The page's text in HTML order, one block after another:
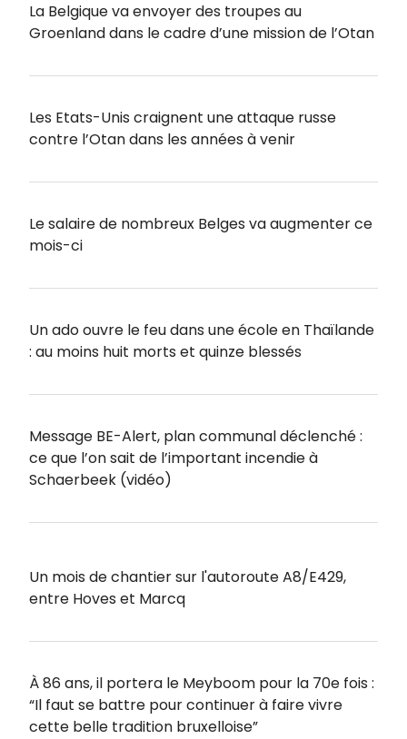
La Belgique va envoyer des troupes au
Groenland dans le cadre d’une mission de l’Otan
Les Etats-Unis craignent une attaque russe
contre l’Otan dans les années à venir
Le salaire de nombreux Belges va augmenter ce
mois-ci
Un ado ouvre le feu dans une école en Thaïlande
: au moins huit morts et quinze blessés
Message BE-Alert, plan communal déclenché :
ce que l’on sait de l’important incendie à
Schaerbeek (vidéo)
Un mois de chantier sur l'autoroute A8/E429,
entre Hoves et Marcq
À 86 ans, il portera le Meyboom pour la 70e fois :
“Il faut se battre pour continuer à faire vivre
cette belle tradition bruxelloise”